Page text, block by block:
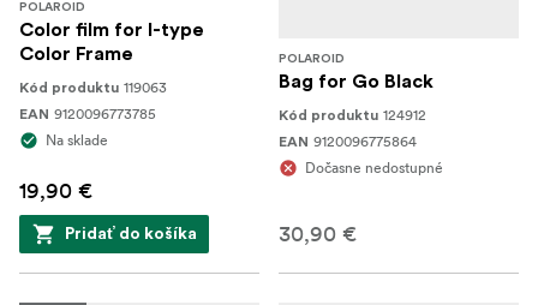
POLAROID
Color film for I-type
Color Frame
Kód produktu 119063
EAN 9120096773785
Na sklade
19,90 €
Pridať do košíka
POLAROID
Bag for Go Black
Kód produktu 124912
EAN 9120096775864
Dočasne nedostupné
30,90 €